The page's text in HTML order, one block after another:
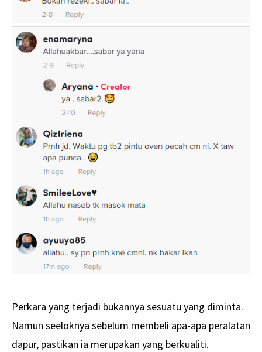
Perkara yang terjadi bukannya sesuatu yang diminta.
Namun seeloknya sebelum membeli apa-apa peralatan
dapur, pastikan ia merupakan yang berkualiti.